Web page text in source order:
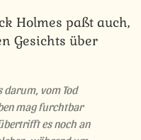
Holmes paßt auch,
Gesichts über
darum, vom Tod
mag furchtbar
es noch an